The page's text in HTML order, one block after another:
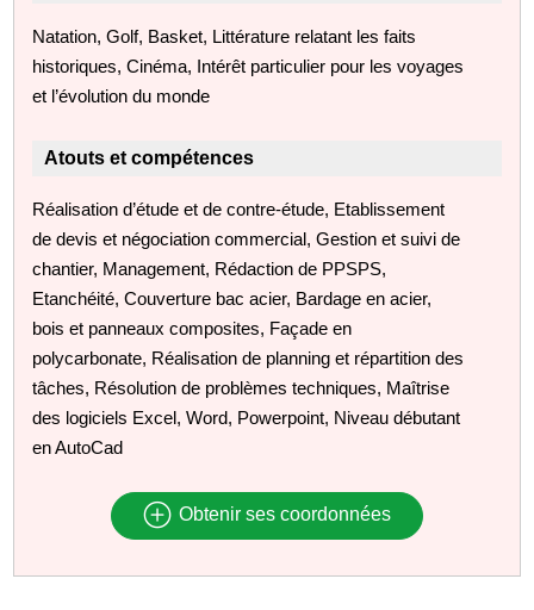
Natation, Golf, Basket, Littérature relatant les faits
historiques, Cinéma, Intérêt particulier pour les voyages
et l’évolution du monde
Atouts et compétences
Réalisation d’étude et de contre-étude, Etablissement
de devis et négociation commercial, Gestion et suivi de
chantier, Management, Rédaction de PPSPS,
Etanchéité, Couverture bac acier, Bardage en acier,
bois et panneaux composites, Façade en
polycarbonate, Réalisation de planning et répartition des
tâches, Résolution de problèmes techniques, Maîtrise
des logiciels Excel, Word, Powerpoint, Niveau débutant
en AutoCad
Obtenir ses coordonnées